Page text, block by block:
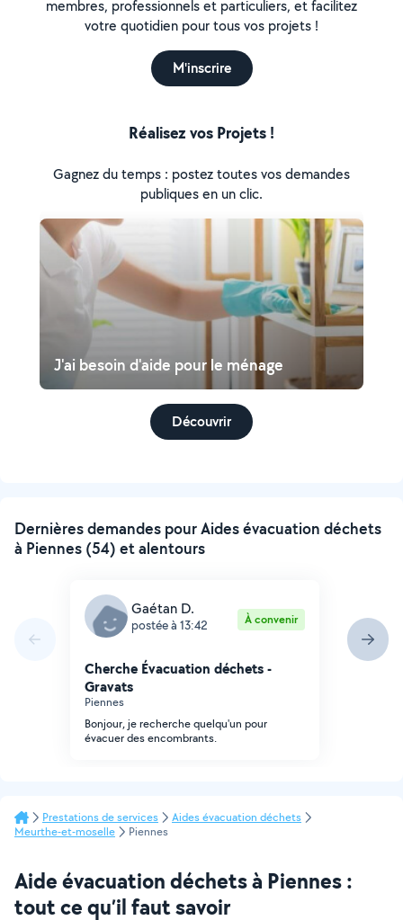
membres, professionnels et particuliers, et facilitez
votre quotidien pour tous vos projets !
M'inscrire
Réalisez vos Projets !
Gagnez du temps : postez toutes vos demandes
publiques en un clic.
J'ai besoin d'aide pour le ménage
Découvrir
Dernières demandes pour Aides évacuation déchets
à Piennes (54) et alentours
Gaétan D.
postée à 13:42 À convenir
Cherche Évacuation déchets -
Gravats
Piennes
Bonjour, je recherche quelqu'un pour
évacuer des encombrants.
Prestations de services
Aides évacuation déchets
Meurthe-et-moselle
Piennes
Aide évacuation déchets à Piennes :
tout ce qu’il faut savoir